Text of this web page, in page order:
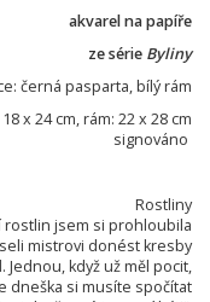
akvarel na papíře
ze série Byliny
černá pasparta, bílý rám
x 24 cm, rám: 22 x 28 cm
signováno
Rostliny
rostlin jsem si prohloubila
mistrovi donést kresby
když už měl pocit,
dneška si musíte spočítat